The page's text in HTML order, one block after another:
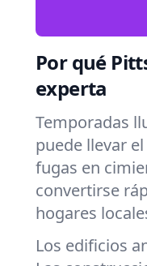
Por qué
experta
Temporadas
puede llevar
fugas en
convertirse
hogares
Los edificios